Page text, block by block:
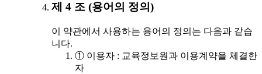
제 4 조 (용어의 정의)
이 약관에서 사용하는 용어의 정의는 다음과 같습
니다.
① 이용자 : 교육정보원과 이용계약을 체결한
자